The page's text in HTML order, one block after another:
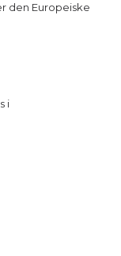
den Europeiske
i